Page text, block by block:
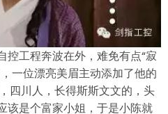
控工程奔波在外，难免有点“寂
一位漂亮美眉主动添加了他的
四川人，长得斯斯文文的，头
该是个富家小姐，于是小陈就